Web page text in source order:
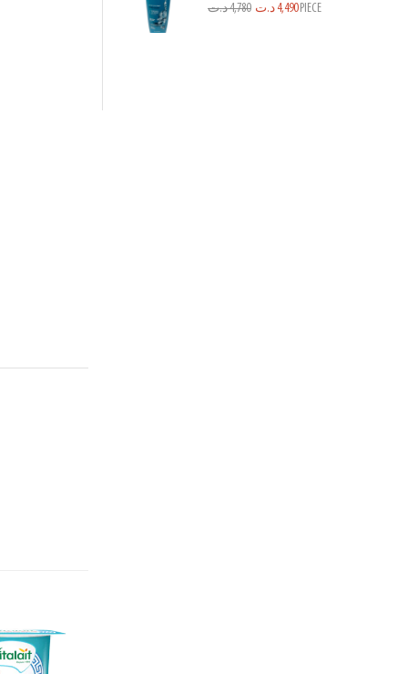
4,780د.ت 4,490 د.ت PIECE